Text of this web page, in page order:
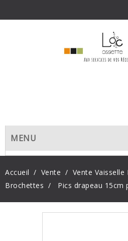
MENU
Accueil Vente Vente Vaisselle
Brochettes
Pics drapeau 15cm